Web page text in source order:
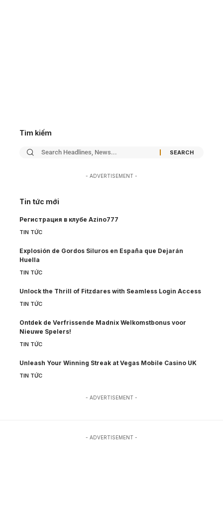
Tìm kiếm
- ADVERTISEMENT -
Tin tức mới
Регистрация в клубе Azino777
TIN TỨC
Explosión de Gordos Siluros en España que Dejarán
Huella
TIN TỨC
Unlock the Thrill of Fitzdares with Seamless Login Access
TIN TỨC
Ontdek de Verfrissende Madnix Welkomstbonus voor
Nieuwe Spelers!
TIN TỨC
Unleash Your Winning Streak at Vegas Mobile Casino UK
TIN TỨC
- ADVERTISEMENT -
- ADVERTISEMENT -